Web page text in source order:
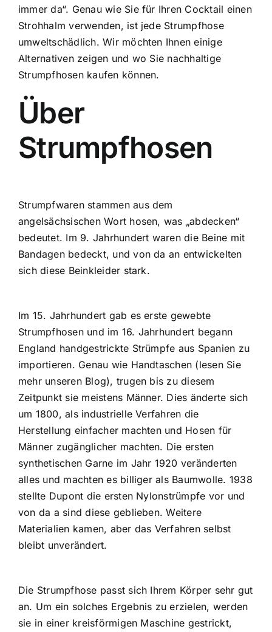
immer da“. Genau wie Sie für Ihren Cocktail einen
Strohhalm verwenden, ist jede Strumpfhose
umweltschädlich. Wir möchten Ihnen einige
Alternativen zeigen und wo Sie nachhaltige
Strumpfhosen kaufen können.
Über
Strumpfhosen
Strumpfwaren stammen aus dem
angelsächsischen Wort hosen, was „abdecken“
bedeutet. Im 9. Jahrhundert waren die Beine mit
Bandagen bedeckt, und von da an entwickelten
sich diese Beinkleider stark.
Im 15. Jahrhundert gab es erste gewebte
Strumpfhosen und im 16. Jahrhundert begann
England handgestrickte Strümpfe aus Spanien zu
importieren. Genau wie Handtaschen (lesen Sie
mehr unseren Blog), trugen bis zu diesem
Zeitpunkt sie meistens Männer. Dies änderte sich
um 1800, als industrielle Verfahren die
Herstellung einfacher machten und Hosen für
Männer zugänglicher machten. Die ersten
synthetischen Garne im Jahr 1920 veränderten
alles und machten es billiger als Baumwolle. 1938
stellte Dupont die ersten Nylonstrümpfe vor und
von da a sind diese geblieben. Weitere
Materialien kamen, aber das Verfahren selbst
bleibt unverändert.
Die Strumpfhose passt sich Ihrem Körper sehr gut
an. Um ein solches Ergebnis zu erzielen, werden
sie in einer kreisförmigen Maschine gestrickt,